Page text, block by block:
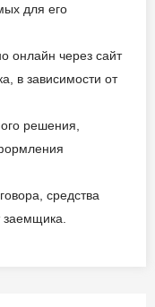
для его
онлайн через сайт
в зависимости от
решения,
средства
заемщика.